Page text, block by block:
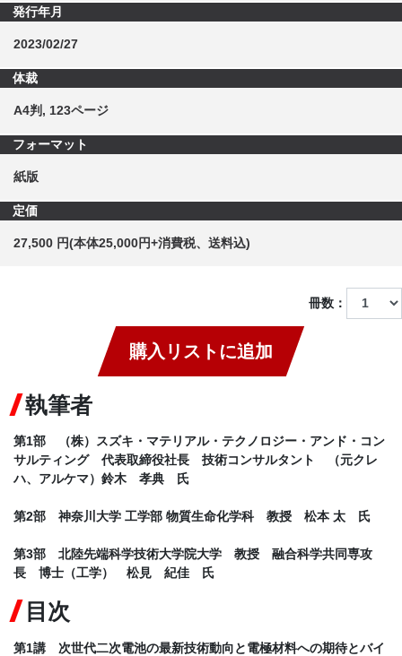
発行年月
2023/02/27
体裁
A4判, 123ページ
フォーマット
紙版
定価
27,500 円(本体25,000円+消費税、送料込)
冊数：
購入リストに追加
執筆者
第1部 （株）スズキ・マテリアル・テクノロジー・アンド・コン
サルティング 代表取締役社長 技術コンサルタント （元クレ
ハ、アルケマ）鈴木 孝典 氏
第2部 神奈川大学 工学部 物質生命化学科 教授 松本 太 氏
第3部 北陸先端科学技術大学院大学 教授 融合科学共同専攻
長 博士（工学） 松見 紀佳 氏
目次
第1講 次世代二次電池の最新技術動向と電極材料への期待とバイ